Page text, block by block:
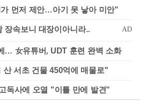
먼저 제안…아기 못 낳아 미안"
… 女유튜버, UDT 훈련 완벽 소화
산 서초 건물 450억에 매물로"
독사에 오열 "이틀 만에 발견"